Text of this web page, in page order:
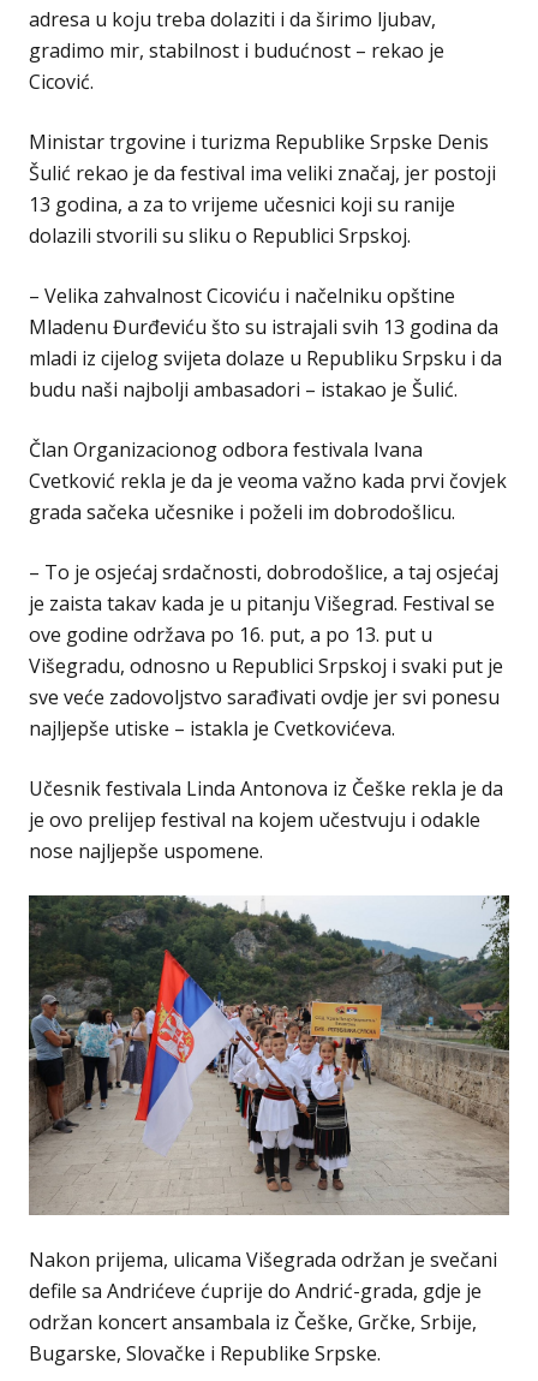
adresa u koju treba dolaziti i da širimo ljubav,
gradimo mir, stabilnost i budućnost – rekao je
Cicović.
Ministar trgovine i turizma Republike Srpske Denis
Šulić rekao je da festival ima veliki značaj, jer postoji
13 godina, a za to vrijeme učesnici koji su ranije
dolazili stvorili su sliku o Republici Srpskoj.
– Velika zahvalnost Cicoviću i načelniku opštine
Mladenu Đurđeviću što su istrajali svih 13 godina da
mladi iz cijelog svijeta dolaze u Republiku Srpsku i da
budu naši najbolji ambasadori – istakao je Šulić.
Član Organizacionog odbora festivala Ivana
Cvetković rekla je da je veoma važno kada prvi čovjek
grada sačeka učesnike i poželi im dobrodošlicu.
– To je osjećaj srdačnosti, dobrodošlice, a taj osjećaj
je zaista takav kada je u pitanju Višegrad. Festival se
ove godine održava po 16. put, a po 13. put u
Višegradu, odnosno u Republici Srpskoj i svaki put je
sve veće zadovoljstvo sarađivati ovdje jer svi ponesu
najljepše utiske – istakla je Cvetkovićeva.
Učesnik festivala Linda Antonova iz Češke rekla je da
je ovo prelijep festival na kojem učestvuju i odakle
nose najljepše uspomene.
Nakon prijema, ulicama Višegrada održan je svečani
defile sa Andrićeve ćuprije do Andrić-grada, gdje je
održan koncert ansambala iz Češke, Grčke, Srbije,
Bugarske, Slovačke i Republike Srpske.